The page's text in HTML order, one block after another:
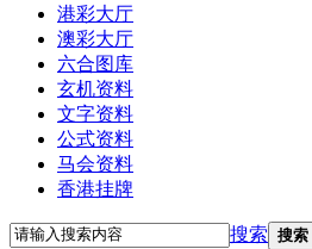
港彩大厅
澳彩大厅
六合图库
玄机资料
文字资料
公式资料
马会资料
香港挂牌
搜索 搜索